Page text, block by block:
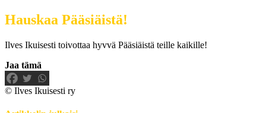
Hauskaa Pääsiäistä!
Ilves Ikuisesti toivottaa hyvvä Pääsiäistä teille kaikille!
Jaa tämä
© Ilves Ikuisesti ry